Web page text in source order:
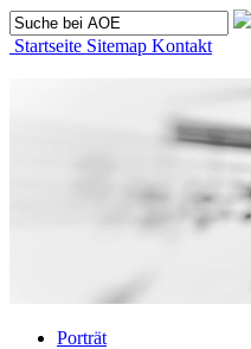
Startseite Sitemap Kontakt
Porträt